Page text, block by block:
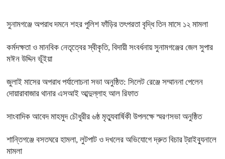
সুনামগঞ্জে অপরাধ দমনে শহর পুলিশ ফাঁড়ির তৎপরতা বৃদ্ধি তিন মাসে ১২ মামলা
কর্মদক্ষতা ও মানবিক নেতৃত্বের স্বীকৃতি, বিদায়ী সংবর্ধনায় সুনামগঞ্জের জেল সুপার
মঈন উদ্দিন ভূঁইয়া
জুলাই মাসের অপরাধ পর্যালোচনা সভা অনুষ্ঠিত: সিলেট রেঞ্জে সম্মাননা পেলেন
দোয়ারাবাজার থানার এসআই আব্দুল্লাহ আল রিফাত
সাংবাদিক আবেদ মাহমুদ চৌধুরীর ৬ষ্ঠ মৃত্যুবার্ষিকী উপলক্ষে স্মরণসভা অনুষ্ঠিত
শান্তিগঞ্জে বসতঘরে হামলা, লুটপাট ও দখলের অভিযোগে দ্রুত বিচার ট্রাইব্যুনালে
মামলা